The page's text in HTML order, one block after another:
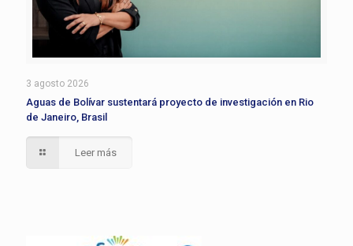
3 agosto 2026
Aguas de Bolívar sustentará proyecto de investigación en Rio
de Janeiro, Brasil
Leer más